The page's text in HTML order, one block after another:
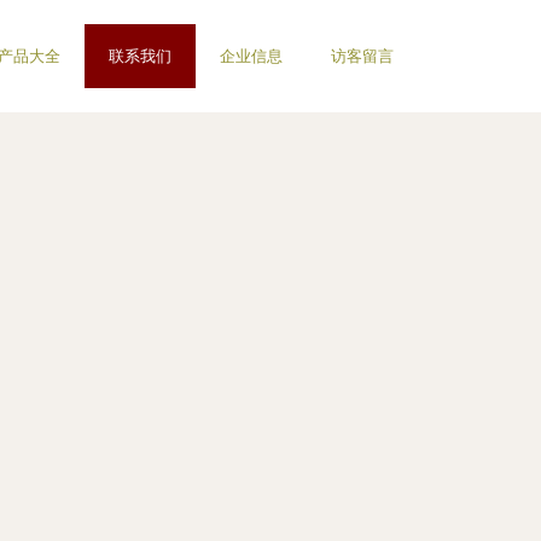
产品大全 联系我们 企业信息 访客留言